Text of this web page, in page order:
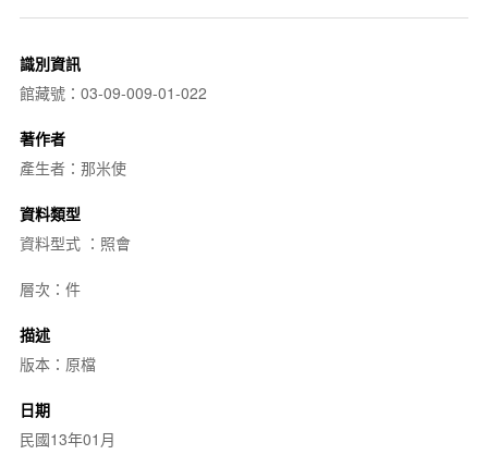
識別資訊
館藏號：03-09-009-01-022
著作者
產生者：那米使
資料類型
資料型式 ：照會
層次：件
描述
版本：原檔
日期
民國13年01月